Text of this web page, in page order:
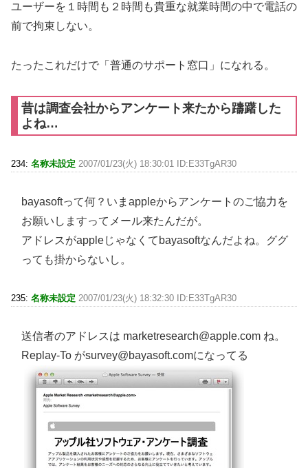
ユーザーを１時間も２時間も貴重な就業時間の中で電話の
前で拘束しない。
たったこれだけで「普通のサポート窓口」になれる。
昔は調査会社からアンケート来たから躊躇した
よね…
234: 名称未設定 2007/01/23(火) 18:30:01 ID:E33TgAR30
bayasoftって何？いまappleからアンケートのご協力を
お願いしますってメール来たんだが。
アドレスがappleじゃなくてbayasoftなんだよね。ググ
っても掛からないし。
235: 名称未設定 2007/01/23(火) 18:32:30 ID:E33TgAR30
送信者のアドレスは marketresearch@apple.com ね。
Replay-To がsurvey@bayasoft.comになってる